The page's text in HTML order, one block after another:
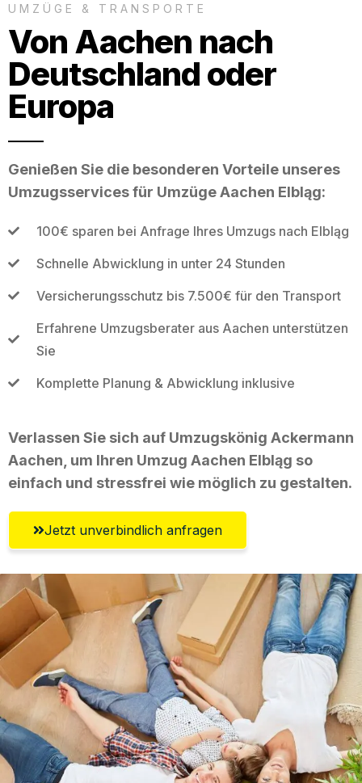
UMZÜGE & TRANSPORTE
Von Aachen nach
Deutschland oder
Europa
Genießen Sie die besonderen Vorteile unseres
Umzugsservices für Umzüge Aachen Elbląg:
100€ sparen bei Anfrage Ihres Umzugs nach Elbląg
Schnelle Abwicklung in unter 24 Stunden
Versicherungsschutz bis 7.500€ für den Transport
Erfahrene Umzugsberater aus Aachen unterstützen
Sie
Komplette Planung & Abwicklung inklusive
Verlassen Sie sich auf Umzugskönig Ackermann
Aachen, um Ihren Umzug Aachen Elbląg so
einfach und stressfrei wie möglich zu gestalten.
Jetzt unverbindlich anfragen